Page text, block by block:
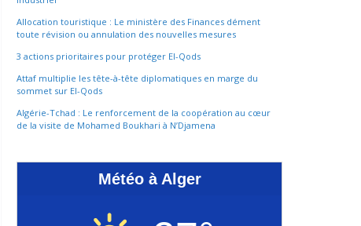
Allocation touristique : Le ministère des Finances dément
toute révision ou annulation des nouvelles mesures
3 actions prioritaires pour protéger El-Qods
Attaf multiplie les tête-à-tête diplomatiques en marge du
sommet sur El-Qods
Algérie-Tchad : Le renforcement de la coopération au cœur
de la visite de Mohamed Boukhari à N’Djamena
Météo à Alger